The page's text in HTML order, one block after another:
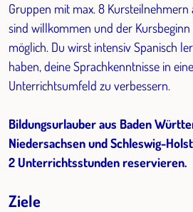
Gruppen mit max. 8 Kursteilnehmern
sind willkommen und der Kursbeginn
möglich. Du wirst intensiv Spanisch
haben, deine Sprachkenntnisse in
Unterrichtsumfeld zu verbessern.
Bildungsurlauber aus Baden
Niedersachsen und Schleswig-
2 Unterrichtsstunden reservieren.
Ziele